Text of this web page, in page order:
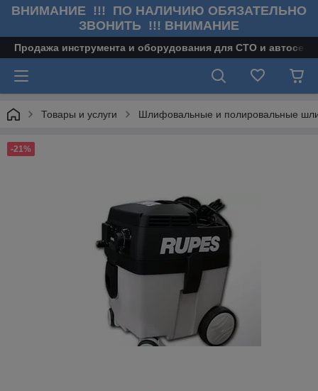
ВНИМАНИЕ !!! ПО НАЛИЧИЮ ОБЯЗАТЕЛЬНО
ЗВОНИТЬ !!! ВНИМАНИЕ
Продажа инструмента и оборудования для СТО и
Товары и услуги Шлифовальные и полировальные
-21%